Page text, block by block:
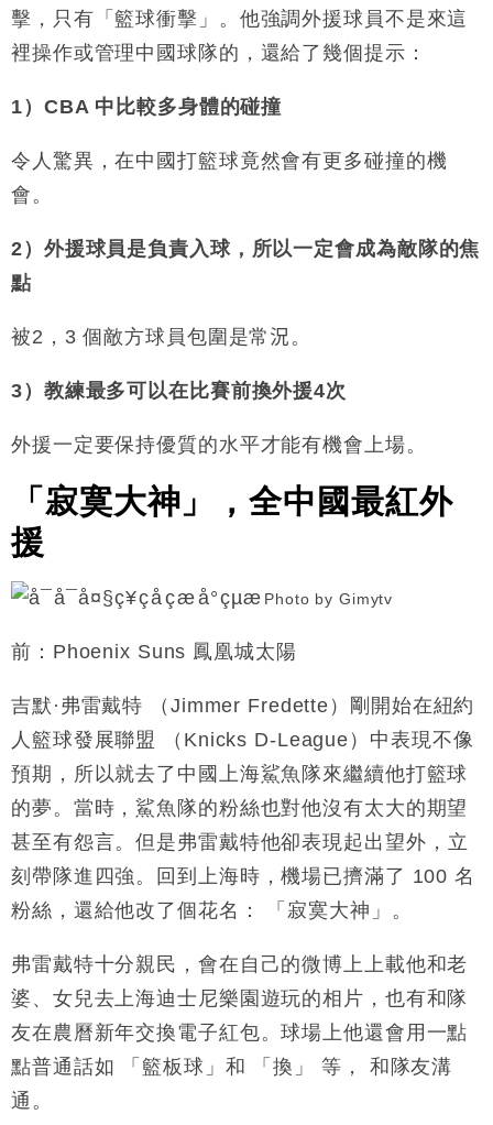
擊，只有「籃球衝擊」。他強調外援球員不是來這
裡操作或管理中國球隊的，還給了幾個提示：
1）CBA 中比較多身體的碰撞
令人驚異，在中國打籃球竟然會有更多碰撞的機
會。
2）外援球員是負責入球，所以一定會成為敵隊的焦
點
被2，3 個敵方球員包圍是常 況 。
3）教練最多可以在比賽前換外援4次
外援一定要保持優質的水平才能有機會上場。
「寂寞大神」，全中國最紅外
援
Photo by Gimytv
前： Phoenix Suns 鳳凰城太陽
吉默 · 弗雷戴特 （Jimmer Fredette）剛開始在紐約
人籃球發展聯盟 （Knicks D-League）中表現不像
預期，所以就去了 中國 上海鯊魚隊來繼續他打籃球
的夢。當時，鯊魚隊的粉絲也對他沒有太大的期望
甚至有怨言。但是弗雷戴特他卻表現起出望外 ，立
刻帶隊進四強。回到上海時，機場已擠滿了 100 名
粉絲，還給他改了個花名：
「 寂寞大神」。
弗雷戴特十分親民，會在自己的微博上上載他和老
婆、女兒去上海迪士尼樂園遊玩的相片，也有和隊
友在農曆新年交換電子紅包。球場上他還會用一點
點普通話如
「籃板球」和 「換」 等，
和隊友溝
通。